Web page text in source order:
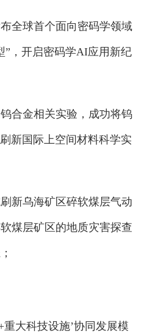
球首个面向密码学领域
”，开启密码学AI应用新纪
金相关实验，成功将钨
新国际上空间材料科学实
乌海矿区碎软煤层气动
煤层矿区的地质灾害探查
大科技设施’协同发展模